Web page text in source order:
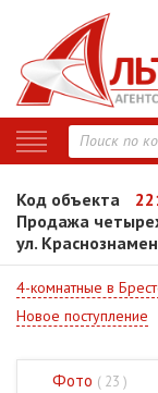
Код объекта
Продажа
ул.
4-комнатные в
Новое поступление
Фото ( 23 )